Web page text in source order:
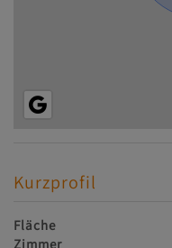
Kurzprofil
Fläche
Zimmer